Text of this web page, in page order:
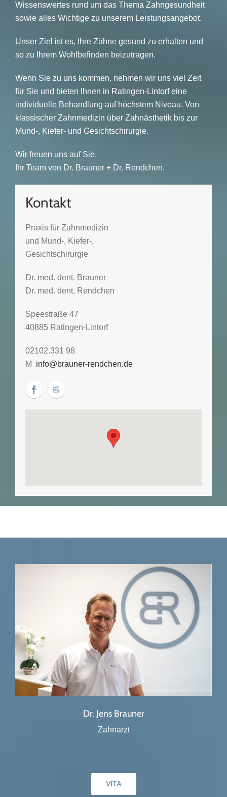
Wissenswertes rund um das Thema Zahngesundheit
sowie alles Wichtige zu unserem Leistungsangebot.
Unser Ziel ist es, Ihre Zähne gesund zu erhalten und
so zu Ihrem Wohlbefinden beizutragen.
Wenn Sie zu uns kommen, nehmen wir uns viel Zeit
für Sie und bieten Ihnen in Ratingen-Lintorf eine
individuelle Behandlung auf höchstem Niveau. Von
klassischer Zahnmedizin über Zahnästhetik bis zur
Mund-, Kiefer- und Gesichtschirurgie.
Wir freuen uns auf Sie,
Ihr Team von Dr. Brauner + Dr. Rendchen.
Kontakt
Praxis für Zahnmedizin
und Mund-, Kiefer-,
Gesichtschirurgie
Dr. med. dent. Brauner
Dr. med. dent. Rendchen
Speestraße 47
40885 Ratingen-Lintorf
02102.331 98
M info@brauner-rendchen.de
Dr. Jens Brauner
Zahnarzt
VITA